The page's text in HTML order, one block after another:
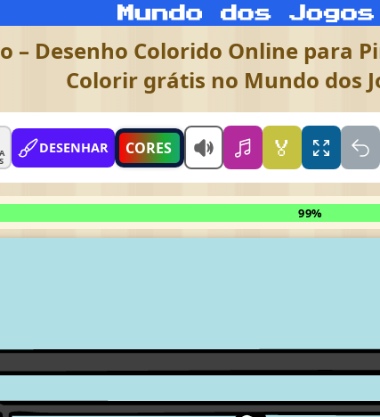
– Desenho Colorido Online para
Colorir grátis no Mundo dos
DESENHAR CORES 🏅
99%